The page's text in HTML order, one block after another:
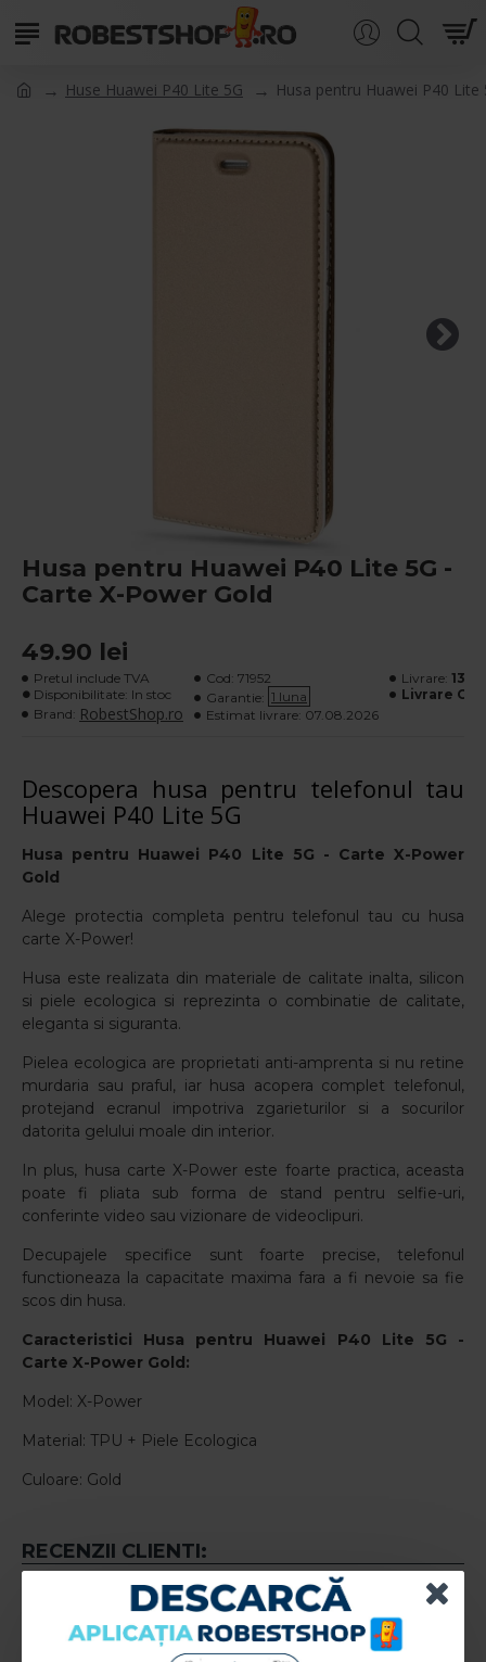
Huse Huawei P40 Lite 5G Husa pentru Huawei P40
Husa pentru Huawei P40 Lite 5G -
Carte X-Power Gold
49.90 lei
Pretul include TVA
Disponibilitate: In stoc
Brand: RobestShop.ro
Cod: 71952
Garantie: 1 luna
Estimat livrare: 07.08.2026
Livrare: 13 lei
Livrare
Descopera husa pentru telefonul tau
Huawei P40 Lite 5G
Husa pentru Huawei P40 Lite 5G - Carte X-Power
Gold
Alege protectia completa pentru telefonul tau cu husa
carte X-Power!
Husa este realizata din materiale de calitate inalta, silicon
si piele ecologica si reprezinta o combinatie de calitate,
eleganta si siguranta.
Pielea ecologica are proprietati anti-amprenta si nu retine
murdaria sau praful, iar husa acopera complet telefonul,
protejand ecranul impotriva zgarieturilor si a socurilor
datorita gelului moale din interior.
In plus, husa carte X-Power este foarte practica, aceasta
poate fi pliata sub forma de stand pentru selfie-uri,
conferinte video sau vizionare de videoclipuri.
Decupajele specifice sunt foarte precise, telefonul
functioneaza la capacitate maxima fara a fi nevoie sa fie
scos din husa.
Caracteristici Husa pentru Huawei P40 Lite 5G -
Carte X-Power Gold:
Model: X-Power
Material: TPU + Piele Ecologica
Culoare: Gold
RECENZII CLIENTI:
Nu sunt recenzii la acest produs.
Adauga Recenzie
autentifica-tesauinregistreaza un cont nou